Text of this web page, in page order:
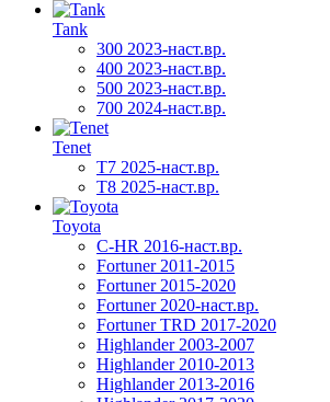
Tank
300 2023-наст.вр.
400 2023-наст.вр.
500 2023-наст.вр.
700 2024-наст.вр.
Tenet
T7 2025-наст.вр.
T8 2025-наст.вр.
Toyota
C-HR 2016-наст.вр.
Fortuner 2011-2015
Fortuner 2015-2020
Fortuner 2020-наст.вр.
Fortuner TRD 2017-2020
Highlander 2003-2007
Highlander 2010-2013
Highlander 2013-2016